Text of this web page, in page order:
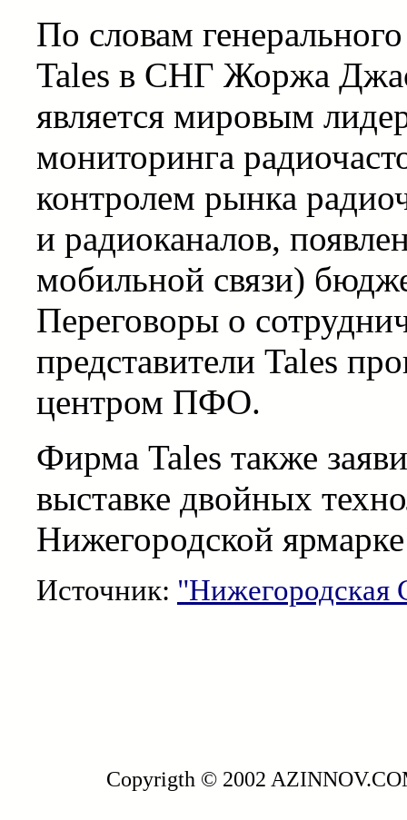
По словам
Tales в СНГ Жоржа
является мировым
мониторинга
контролем рынка
и радиоканалов,
мобильной связи)
Переговоры о
представители Tales
центром ПФО.
Фирма Tales также
выставке двойных
Нижегородской ярмарке
Источник: "Нижегородская
Copyrigth © 2002